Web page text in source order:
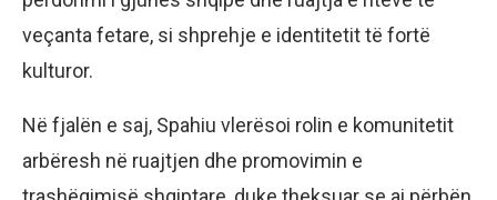
veçanta fetare, si shprehje e identitetit të fortë
kulturor.
Në fjalën e saj, Spahiu vlerësoi rolin e komunitetit
arbëresh në ruajtjen dhe promovimin e